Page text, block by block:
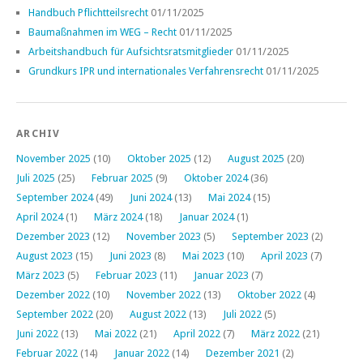
Handbuch Pflichtteilsrecht 01/11/2025
Baumaßnahmen im WEG – Recht 01/11/2025
Arbeitshandbuch für Aufsichtsratsmitglieder 01/11/2025
Grundkurs IPR und internationales Verfahrensrecht 01/11/2025
ARCHIV
November 2025 (10) Oktober 2025 (12) August 2025 (20)
Juli 2025 (25) Februar 2025 (9) Oktober 2024(36)
September 2024(49) Juni 2024(13) Mai 2024(15)
April 2024(1) März 2024(18) Januar 2024(1)
Dezember 2023 (12) November 2023 (5) September 2023 (2)
August 2023 (15) Juni 2023 (8) Mai 2023 (10) April 2023 (7)
März 2023 (5) Februar 2023 (11) Januar 2023 (7)
Dezember 2022 (10) November 2022 (13) Oktober 2022 (4)
September 2022 (20) August 2022 (13) Juli 2022 (5)
Juni 2022 (13) Mai 2022 (21) April 2022 (7) März 2022 (21)
Februar 2022 (14) Januar 2022 (14) Dezember 2021 (2)